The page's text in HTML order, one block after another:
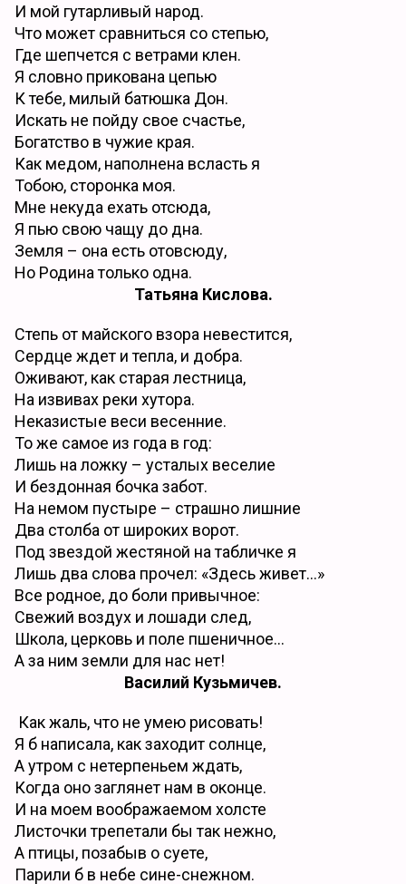
И мой гутарливый народ.
Что может сравниться со степью,
Где шепчется с ветрами клен.
Я словно прикована цепью
К тебе, милый батюшка Дон.
Искать не пойду свое счастье,
Богатство в чужие края.
Как медом, наполнена всласть я
Тобою, сторонка моя.
Мне некуда ехать отсюда,
Я пью свою чащу до дна.
Земля – она есть отовсюду,
Но Родина только одна.
Татьяна Кислова.
Степь от майского взора невестится,
Сердце ждет и тепла, и добра.
Оживают, как старая лестница,
На извивах реки хутора.
Неказистые веси весенние.
То же самое из года в год:
Лишь на ложку – усталых веселие
И бездонная бочка забот.
На немом пустыре – страшно лишние
Два столба от широких ворот.
Под звездой жестяной на табличке я
Лишь два слова прочел: «Здесь живет…»
Все родное, до боли привычное:
Свежий воздух и лошади след,
Школа, церковь и поле пшеничное…
А за ним земли для нас нет!
Василий Кузьмичев.
Как жаль, что не умею рисовать!
Я б написала, как заходит солнце,
А утром с нетерпеньем ждать,
Когда оно заглянет нам в оконце.
И на моем воображаемом холсте
Листочки трепетали бы так нежно,
А птицы, позабыв о суете,
Парили б в небе сине-снежном.